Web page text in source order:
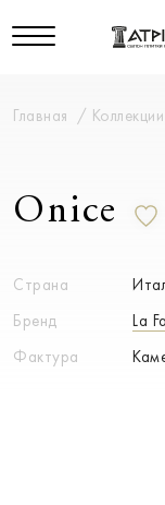
Главная
Onice
Страна
Бренд
La
Фактура